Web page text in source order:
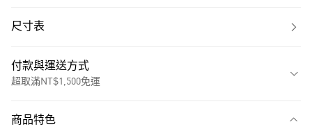
尺寸表
付款與運送方式
超取滿NT$1,500免運
商品特色